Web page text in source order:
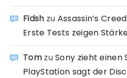
Fidsh zu Assassin’s
Erste Tests zeigen
TomzuSony zieht einen
PlayStation sagt der